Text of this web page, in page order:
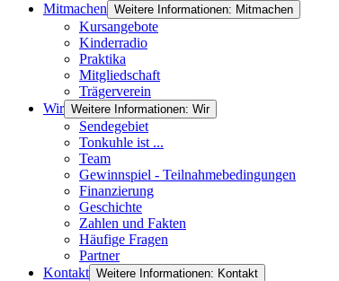
Mitmachen Weitere Informationen: Mitmachen
Kursangebote
Kinderradio
Praktika
Mitgliedschaft
Trägerverein
Wir Weitere Informationen: Wir
Sendegebiet
Tonkuhle ist ...
Team
Gewinnspiel - Teilnahmebedingungen
Finanzierung
Geschichte
Zahlen und Fakten
Häufige Fragen
Partner
Kontakt Weitere Informationen: Kontakt